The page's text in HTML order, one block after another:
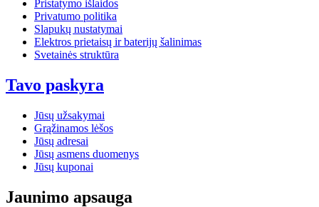
Pristatymo išlaidos
Privatumo politika
Slapukų nustatymai
Elektros prietaisų ir baterijų šalinimas
Svetainės struktūra
Tavo paskyra
Jūsų užsakymai
Grąžinamos lėšos
Jūsų adresai
Jūsų asmens duomenys
Jūsų kuponai
Jaunimo apsauga